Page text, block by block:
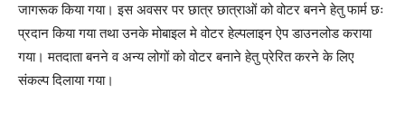
जागरूक किया गया। इस अवसर पर छात्र छात्राओं को वोटर बनने हेतु फार्म छः
प्रदान किया गया तथा उनके मोबाइल मे वोटर हेल्पलाइन ऐप डाउनलोड कराया
गया। मतदाता बनने व अन्य लोगों को वोटर बनाने हेतु प्रेरित करने के लिए
संकल्प दिलाया गया।